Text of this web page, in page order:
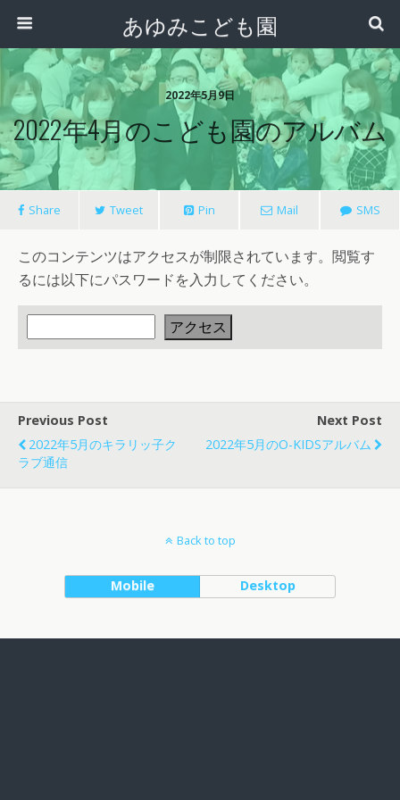
あゆみこども園
2022年5月9日
2022年4月のこども園のアルバム
Share Tweet Pin Mail SMS
このコンテンツはアクセスが制限されています。閲覧す
るには以下にパスワードを入力してください。
Previous Post
2022年5月のキラリッ子ク
ラブ通信
Next Post
2022年5月のO-KIDSアルバム
Back to top
Mobile Desktop